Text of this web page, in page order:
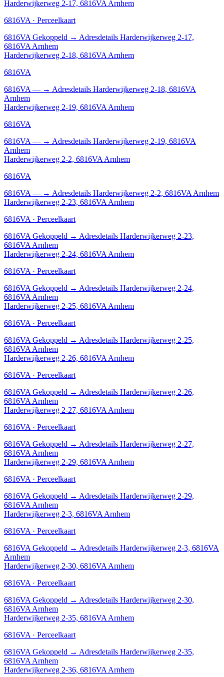
Harderwijkerweg 2-17, 6816VA Arnhem
6816VA · Perceelkaart
6816VA Gekoppeld → Adresdetails Harderwijkerweg 2-17,
6816VA Arnhem
Harderwijkerweg 2-18, 6816VA Arnhem
6816VA
6816VA — → Adresdetails Harderwijkerweg 2-18, 6816VA
Arnhem
Harderwijkerweg 2-19, 6816VA Arnhem
6816VA
6816VA — → Adresdetails Harderwijkerweg 2-19, 6816VA
Arnhem
Harderwijkerweg 2-2, 6816VA Arnhem
6816VA
6816VA — → Adresdetails Harderwijkerweg 2-2, 6816VA Arnhem
Harderwijkerweg 2-23, 6816VA Arnhem
6816VA · Perceelkaart
6816VA Gekoppeld → Adresdetails Harderwijkerweg 2-23,
6816VA Arnhem
Harderwijkerweg 2-24, 6816VA Arnhem
6816VA · Perceelkaart
6816VA Gekoppeld → Adresdetails Harderwijkerweg 2-24,
6816VA Arnhem
Harderwijkerweg 2-25, 6816VA Arnhem
6816VA · Perceelkaart
6816VA Gekoppeld → Adresdetails Harderwijkerweg 2-25,
6816VA Arnhem
Harderwijkerweg 2-26, 6816VA Arnhem
6816VA · Perceelkaart
6816VA Gekoppeld → Adresdetails Harderwijkerweg 2-26,
6816VA Arnhem
Harderwijkerweg 2-27, 6816VA Arnhem
6816VA · Perceelkaart
6816VA Gekoppeld → Adresdetails Harderwijkerweg 2-27,
6816VA Arnhem
Harderwijkerweg 2-29, 6816VA Arnhem
6816VA · Perceelkaart
6816VA Gekoppeld → Adresdetails Harderwijkerweg 2-29,
6816VA Arnhem
Harderwijkerweg 2-3, 6816VA Arnhem
6816VA · Perceelkaart
6816VA Gekoppeld → Adresdetails Harderwijkerweg 2-3, 6816VA
Arnhem
Harderwijkerweg 2-30, 6816VA Arnhem
6816VA · Perceelkaart
6816VA Gekoppeld → Adresdetails Harderwijkerweg 2-30,
6816VA Arnhem
Harderwijkerweg 2-35, 6816VA Arnhem
6816VA · Perceelkaart
6816VA Gekoppeld → Adresdetails Harderwijkerweg 2-35,
6816VA Arnhem
Harderwijkerweg 2-36, 6816VA Arnhem